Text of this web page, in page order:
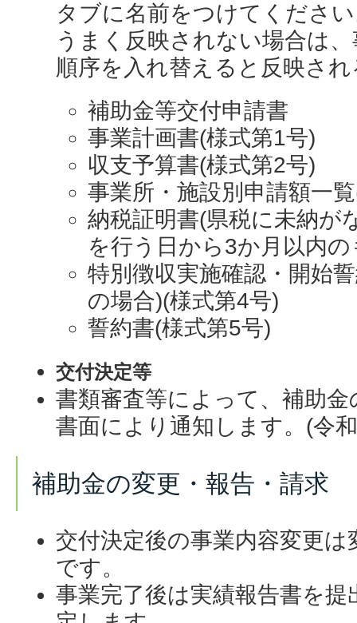
タブに名前をつけてくださ
うまく反映されない場合は
順序を入れ替えると反映さ
補助金等交付申請書
事業計画書(様式第1号)
収支予算書(様式第2号)
事業所・施設別申請額一
納税証明書(県税に未納が
を行う日から3か月以内
特別徴収実施確認・開始
の場合)(様式第4号)
誓約書(様式第5号)
交付決定等
書類審査等によって、補助
書面により通知します。 (令
補助金の変更・報告・請求
交付決定後の事業内容変更は
です。
事業完了後は実績報告書を提